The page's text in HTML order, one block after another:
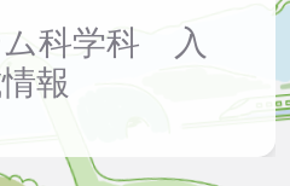
ム科学科 入
報